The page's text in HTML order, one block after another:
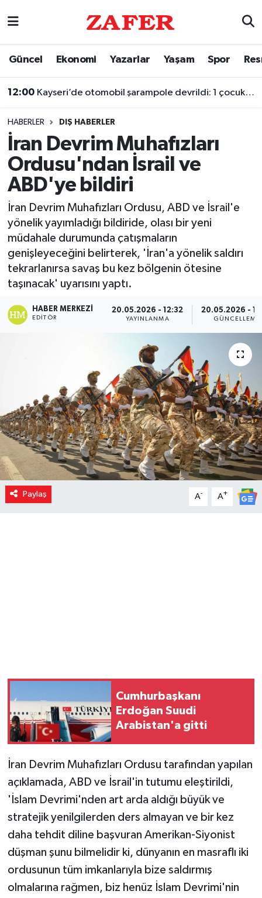
Güncel Ekonomi Yazarlar Yaşam Spor
12:00 Kayseri’de otomobil şarampole devrildi: 1 çocuk hayatını kaybetti
HABERLER DIŞ HABERLER
İran Devrim Muhafızları
Ordusu'ndan İsrail ve
ABD'ye bildiri
İran Devrim Muhafızları Ordusu, ABD ve İsrail'e
yönelik yayımladığı bildiride, olası bir yeni
müdahale durumunda çatışmaların
genişleyeceğini belirterek, 'İran'a yönelik saldırı
tekrarlanırsa savaş bu kez bölgenin ötesine
taşınacak' uyarısını yaptı.
HABER MERKEZI
EDITÖR
20.05.2026 - 12:32
YAYINLANMA
20.05.2026 -
GÜNCELLEME
Paylaş A- A+
Cumhurbaşkanı
Erdoğan Suudi
Arabistan'a gitti
İran Devrim Muhafızları Ordusu tarafından yapılan
açıklamada, ABD ve İsrail'in tutumu eleştirildi,
'İslam Devrimi'nden art arda aldığı büyük ve
stratejik yenilgilerden ders almayan ve bir kez
daha tehdit diline başvuran Amerikan-Siyonist
düşman şunu bilmelidir ki, dünyanın en masraflı iki
ordusunun tüm imkanlarıyla bize saldırmış
olmalarına rağmen, biz henüz İslam Devrimi'nin
Nöbetçi Eczaneler
Trafik Durumu
Süper Lig Puan Durumu ve Fikstür
Tüm Manşetler
Son Dakika Haberleri
Haber Arşivi